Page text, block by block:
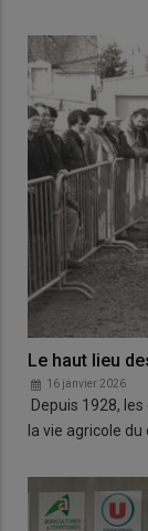
Le haut lieu
16 janvier 2026
Depuis 1928,
la vie agricole